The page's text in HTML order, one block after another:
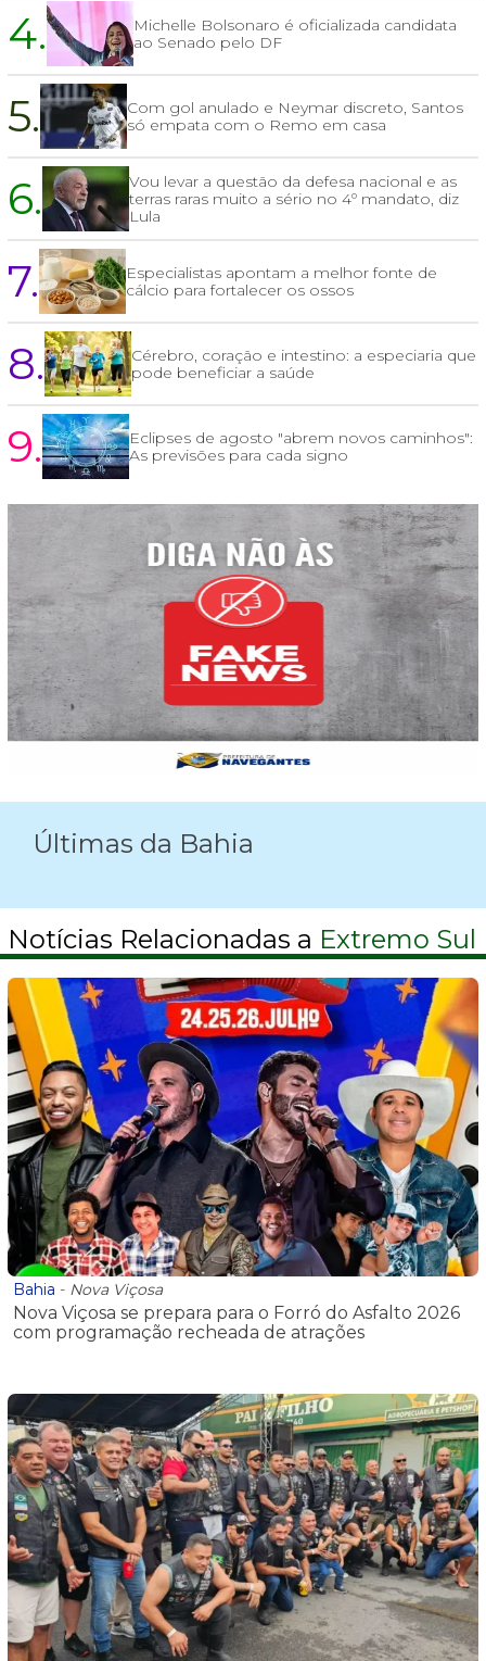
4.
Michelle Bolsonaro é oficializada candidata
ao Senado pelo DF
5.
Com gol anulado e Neymar discreto, Santos
só empata com o Remo em casa
6.
Vou levar a questão da defesa nacional e as
terras raras muito a sério no 4º mandato, diz
Lula
7.
Especialistas apontam a melhor fonte de
cálcio para fortalecer os ossos
8.
Cérebro, coração e intestino: a especiaria que
pode beneficiar a saúde
9.
Eclipses de agosto "abrem novos caminhos":
As previsões para cada signo
Últimas da Bahia
Notícias Relacionadas a Extremo Sul
Bahia - Nova Viçosa
Nova Viçosa se prepara para o Forró do Asfalto 2026
com programação recheada de atrações